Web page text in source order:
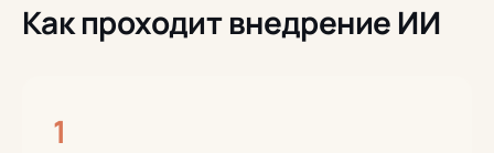
Как проходит внедрение ИИ
1